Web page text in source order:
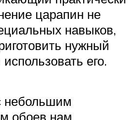
царапин не
навыков,
нужный
его.
небольшим
обоев нам